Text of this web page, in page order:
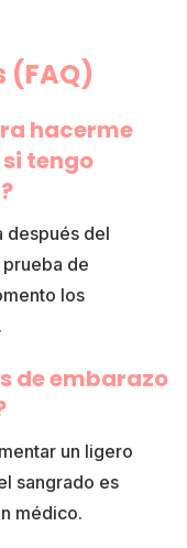
(FAQ)
hacerme
tengo
después del
de
los
de embarazo
un ligero
sangrado es
médico.